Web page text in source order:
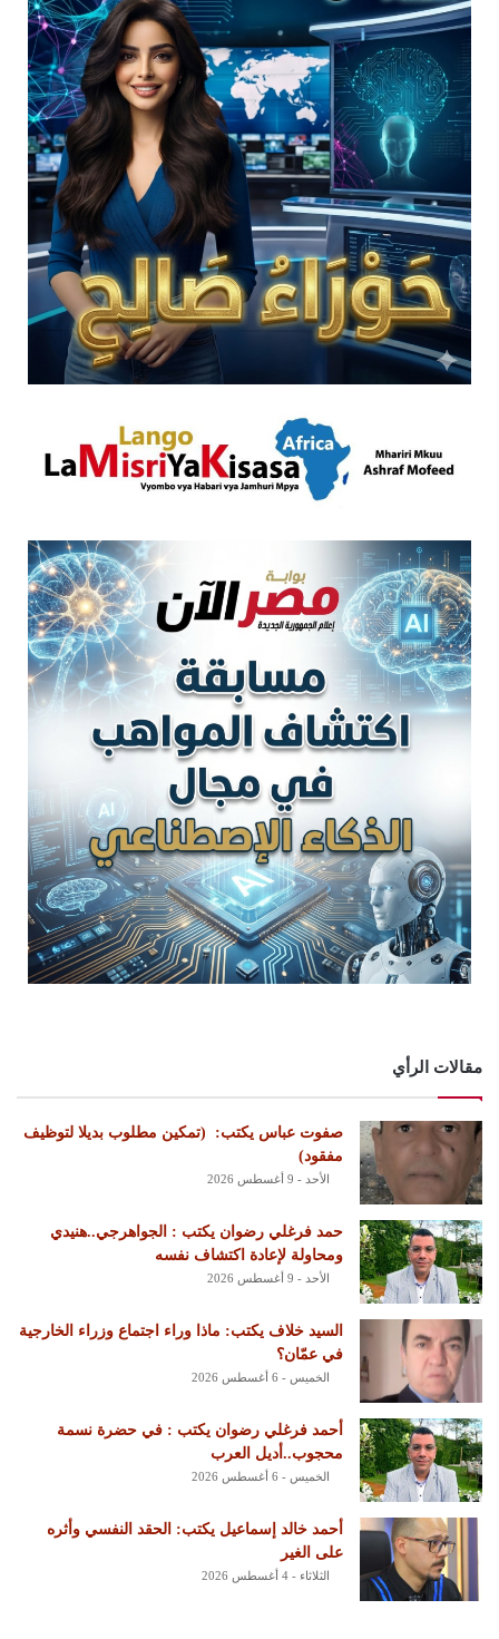
مقالات الرأي
‏صفوت عباس يكتب: ‏ ‏(تمكين مطلوب بديلا لتوظيف
مفقود)
الأحد - 9 أغسطس 2026
حمد فرغلي رضوان يكتب : الجواهرجي..هنيدي
ومحاولة لإعادة اكتشاف نفسه
الأحد - 9 أغسطس 2026
السيد خلاف يكتب: ماذا وراء اجتماع وزراء الخارجية
في عمّان؟
الخميس - 6 أغسطس 2026
أحمد فرغلي رضوان يكتب : في حضرة نسمة
محجوب..أديل العرب
الخميس - 6 أغسطس 2026
أحمد خالد إسماعيل يكتب: الحقد النفسي وأثره
على الغير
الثلاثاء - 4 أغسطس 2026